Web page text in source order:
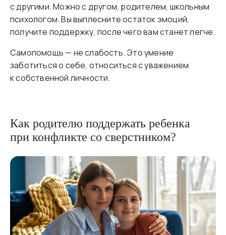
с другими. Можно с другом, родителем, школьным
психологом. Вы выплесните остаток эмоций,
получите поддержку, после чего вам станет легче.
Самопомощь — не слабость. Это умение
заботиться о себе, относиться с уважением
к собственной личности.
Как родителю поддержать ребенка
при конфликте со сверстником?